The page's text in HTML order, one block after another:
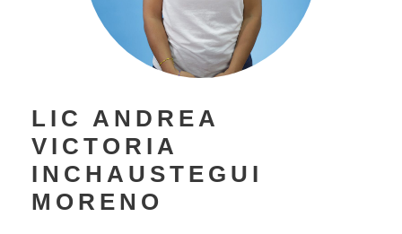
LIC ANDREA
VICTORIA
INCHAUSTEGUI
MORENO